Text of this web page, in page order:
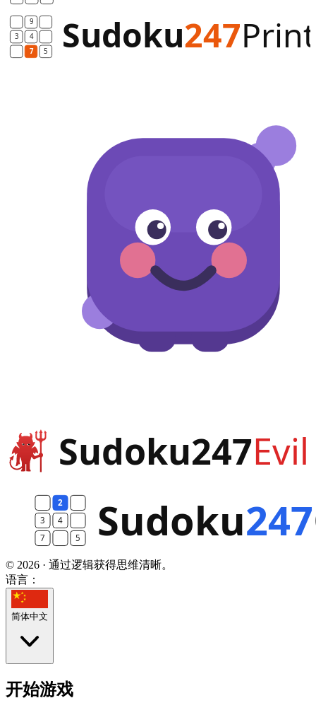
© 2026 · 通过逻辑获得思维清晰。
语言：
简体中文
开始游戏